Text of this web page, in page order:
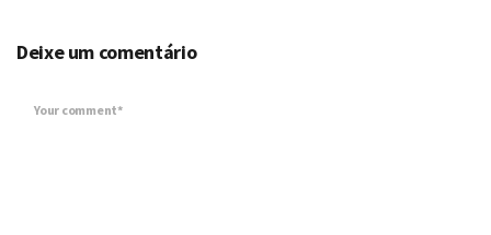
Deixe um comentário
Your comment*